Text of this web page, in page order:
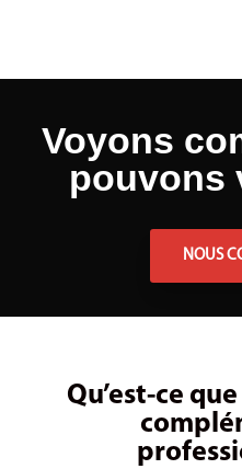
Voyons
pouvons
NOUS
Qu’est-ce